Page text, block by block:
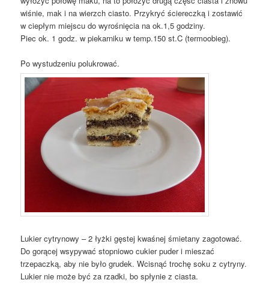
wiśnie, mak i na wierzch ciasto. Przykryć ściereczką i zostawić
w ciepłym miejscu do wyrośnięcia na ok.1,5 godziny.
Piec ok. 1 godz. w piekarniku w temp.150 st.C (termoobieg).
Po wystudzeniu polukrować.
Lukier cytrynowy – 2 łyżki gęstej kwaśnej śmietany zagotować.
Do gorącej wsypywać stopniowo cukier puder i mieszać
trzepaczką, aby nie było grudek. Wcisnąć trochę soku z cytryny.
Lukier nie może być za rzadki, bo spłynie z ciasta.